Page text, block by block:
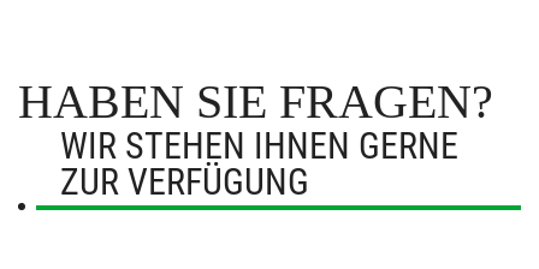
HABEN SIE FRAGEN?
WIR STEHEN IHNEN GERNE
ZUR VERFÜGUNG